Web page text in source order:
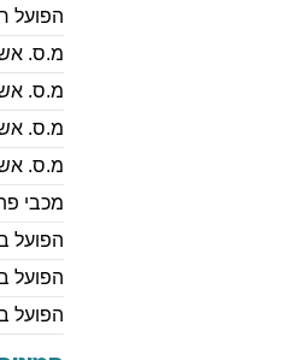
הפועל
מ.ס.
מ.ס.
מ.ס.
מ.ס.
מכבי
הפועל
הפועל
הפועל